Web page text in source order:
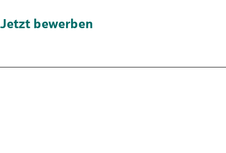
Jetzt bewerben